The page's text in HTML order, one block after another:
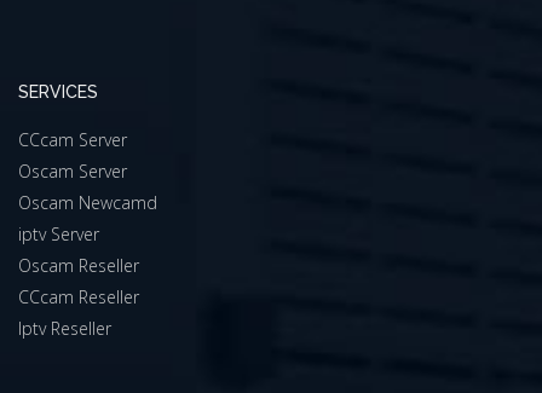
SERVICES
CCcam Server
Oscam Server
Oscam Newcamd
iptv Server
Oscam Reseller
CCcam Reseller
Iptv Reseller